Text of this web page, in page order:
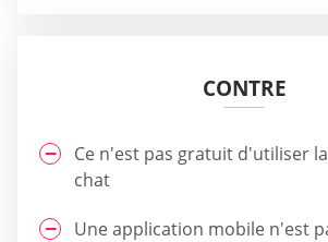
CONTRE
Ce n'est pas gratuit d'utiliser
chat
Une application mobile n'est